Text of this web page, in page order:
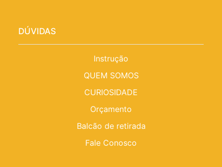
DÚVIDAS
Instrução
QUEM SOMOS
CURIOSIDADE
Orçamento
Balcão de retirada
Fale Conosco